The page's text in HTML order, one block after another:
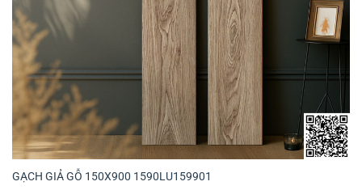
GẠCH GIẢ GỖ 150X900 1590LU159901